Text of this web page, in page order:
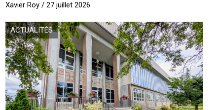
Xavier Roy / 27 juillet 2026
ACTUALITÉS